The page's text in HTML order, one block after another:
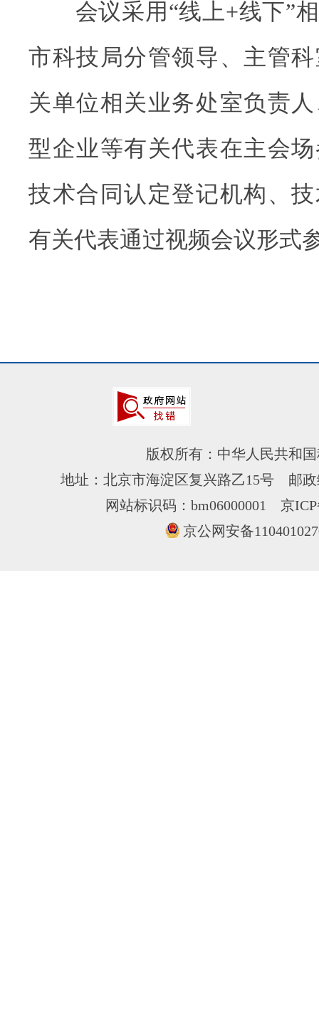
会议采用“线上+线下”相
市科技局分管领导、主管
关单位相关业务处室负责
型企业等有关代表在主会
技术合同认定登记机构、
有关代表通过视频会议形式
版权所有：中华人民共和
地址：北京市海淀区复兴路乙15号 邮
网站标识码：bm06000001 京
京公网安备